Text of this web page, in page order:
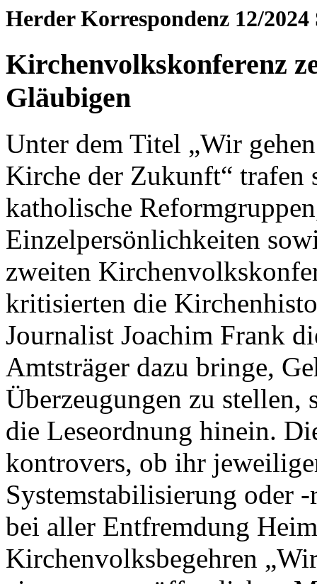
Herder Korrespondenz 12/2024
Kirchenvolkskonferenz
Gläubigen
Unter dem Titel „Wir
Kirche der Zukunft“
katholische
Einzelpersönlichkeiten
zweiten
kritisierten die
Journalist Joachim Frank
Amtsträger dazu bringe,
Überzeugungen zu
die Leseordnung hinein.
kontrovers, ob ihr
Systemstabilisierung oder
bei aller Entfremdung
Kirchenvolksbegehren